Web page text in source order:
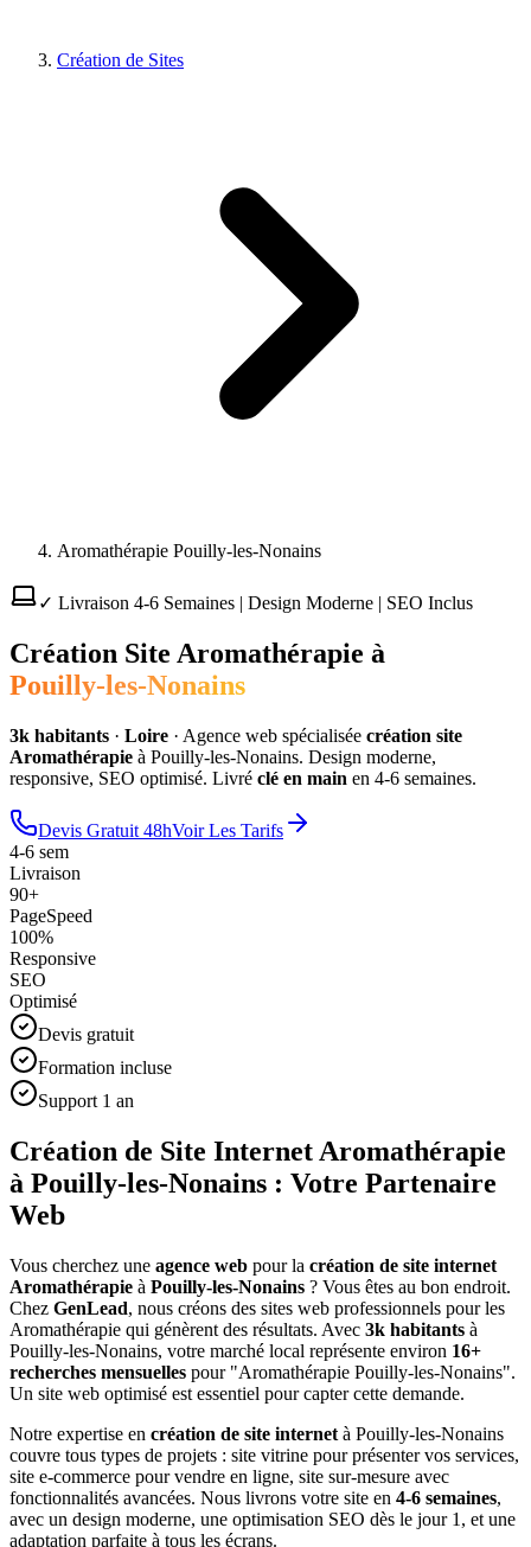
Création de Sites
Aromathérapie Pouilly-les-Nonains
✓ Livraison 4-6 Semaines | Design Moderne | SEO Inclus
Création Site Aromathérapie à
Pouilly-les-Nonains
3k habitants · Loire · Agence web spécialisée création site
Aromathérapie à Pouilly-les-Nonains. Design moderne,
responsive, SEO optimisé. Livré clé en main en 4-6 semaines.
Devis Gratuit 48hVoir Les Tarifs
4-6 sem
Livraison
90+
PageSpeed
100%
Responsive
SEO
Optimisé
Devis gratuit
Formation incluse
Support 1 an
Création de Site Internet Aromathérapie
à Pouilly-les-Nonains : Votre Partenaire
Web
Vous cherchez une agence web pour la création de site internet
Aromathérapie à Pouilly-les-Nonains ? Vous êtes au bon endroit.
Chez GenLead, nous créons des sites web professionnels pour les
Aromathérapie qui génèrent des résultats. Avec 3k habitants à
Pouilly-les-Nonains, votre marché local représente environ 16+
recherches mensuelles pour "Aromathérapie Pouilly-les-Nonains".
Un site web optimisé est essentiel pour capter cette demande.
Notre expertise en création de site internet à Pouilly-les-Nonains
couvre tous types de projets : site vitrine pour présenter vos services,
site e-commerce pour vendre en ligne, site sur-mesure avec
fonctionnalités avancées. Nous livrons votre site en 4-6 semaines,
avec un design moderne, une optimisation SEO dès le jour 1, et une
adaptation parfaite à tous les écrans.